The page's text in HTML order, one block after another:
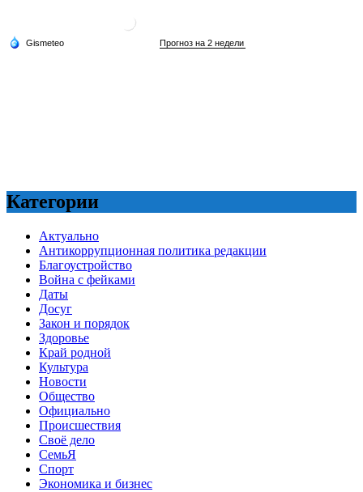
Категории
Актуально
Антикоррупционная политика редакции
Благоустройство
Война с фейками
Даты
Досуг
Закон и порядок
Здоровье
Край родной
Культура
Новости
Общество
Официально
Происшествия
Своё дело
СемьЯ
Спорт
Экономика и бизнес